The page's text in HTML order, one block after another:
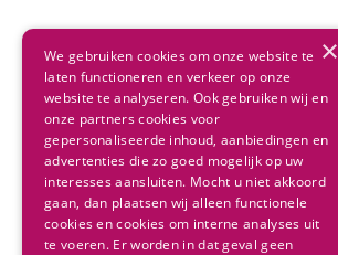
×
We gebruiken cookies om onze website te
laten functioneren en verkeer op onze
website te analyseren. Ook gebruiken wij en
onze partners cookies voor
gepersonaliseerde inhoud, aanbiedingen en
advertenties die zo goed mogelijk op uw
interesses aansluiten. Mocht u niet akkoord
gaan, dan plaatsen wij alleen functionele
cookies en cookies om interne analyses uit
te voeren. Er worden in dat geval geen